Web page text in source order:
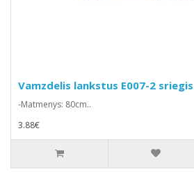
Vamzdelis lankstus E007-2
-Matmenys: 80cm..
3.88€